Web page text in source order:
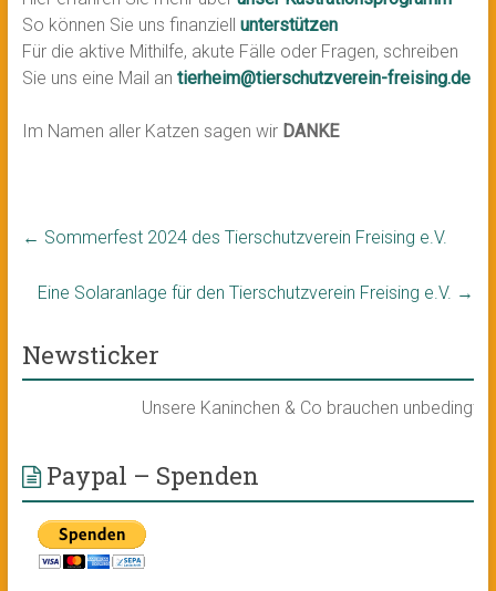
So können Sie uns finanziell unterstützen
Für die aktive Mithilfe, akute Fälle oder Fragen, schreiben
Sie uns eine Mail an tierheim@tierschutzverein-freising.de
Im Namen aller Katzen sagen wirDANKE
← Sommerfest 2024 des Tierschutzverein Freising e.V.
Eine Solaranlage für den Tierschutzverein Freising e.V. →
Newsticker
Unsere Kaninchen & Co brauchen unbedingt
Paypal – Spenden